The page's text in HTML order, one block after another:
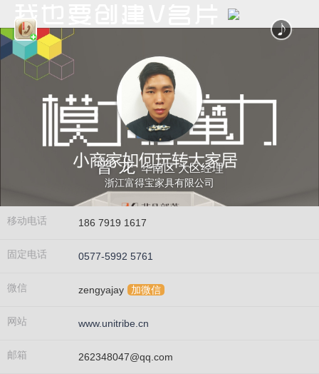
曾 龙 华南区 大区经理
浙江富得宝家具有限公司
移动电话 186 7919 1617
固定电话 0577-5992 5761
微信 zengyajay 加微信
网站 www.unitribe.cn
邮箱 262348047@qq.com